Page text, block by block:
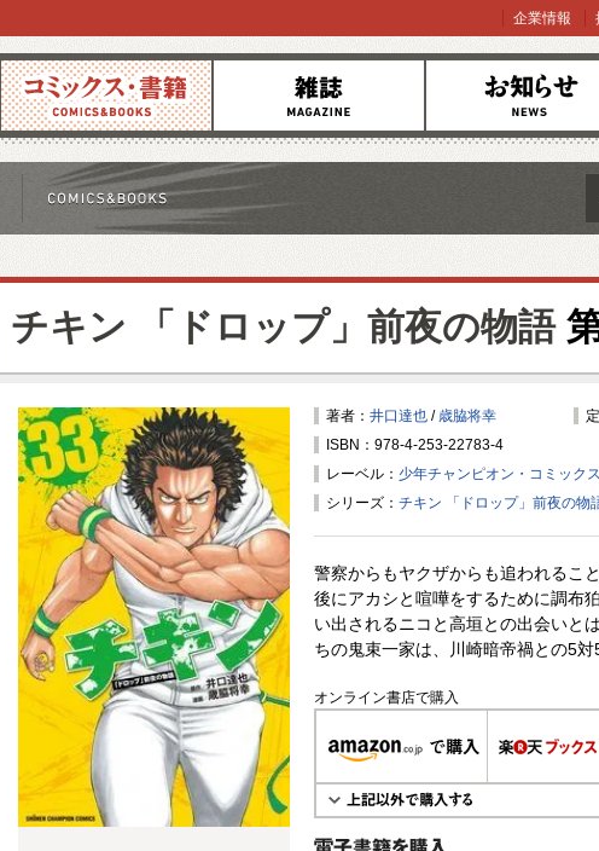
コミックス 雑誌 お知らせ
企業情報
チキン 「ドロップ」前夜の物語
著者： 井口達也 / 歳脇将幸
ISBN：978-4-253-22783-4
レーベル： 少年チャンピオン・コミック
シリーズ： チキン 「ドロップ」前夜の物
警察からもヤクザからも追われるこ
後にアカシと喧嘩をするために調布
い出されるニコと高垣との出会い
ちの鬼束一家は、川崎暗帝禍との5
オンライン書店で購入